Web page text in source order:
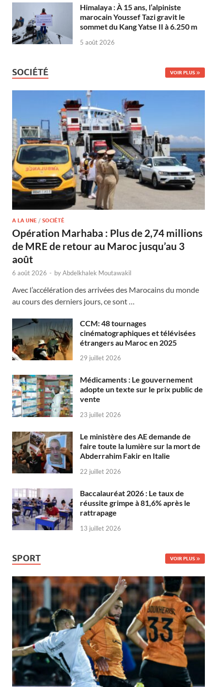
Himalaya : À 15 ans, l’alpiniste
marocain Youssef Tazi gravit le
sommet du Kang Yatse II à 6.250 m
5 août 2026
SOCIÉTÉ VOIR PLUS
A LA UNE / SOCIÉTÉ
Opération Marhaba : Plus de 2,74 millions
de MRE de retour au Maroc jusqu’au 3
août
6 août 2026 - byAbdelkhalek Moutawakil
Avec l’accélération des arrivées des Marocains du monde
au cours des derniers jours, ce sont …
CCM: 48 tournages
cinématographiques et télévisées
étrangers au Maroc en 2025
29 juillet 2026
Médicaments : Le gouvernement
adopte un texte sur le prix public de
vente
23 juillet 2026
Le ministère des AE demande de
faire toute la lumière sur la mort de
Abderrahim Fakir en Italie
22 juillet 2026
Baccalauréat 2026 : Le taux de
réussite grimpe à 81,6% après le
rattrapage
13 juillet 2026
SPORT VOIR PLUS